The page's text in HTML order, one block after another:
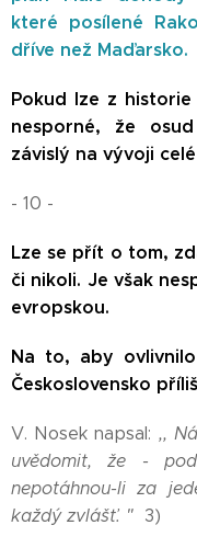
které posílené
dříve než Maďarsko.
Pokud lze z
nesporné, že
závislý na vývoji
- 10 -
Lze se přít o tom,
či nikoli. Je však
evropskou.
Na to, aby
Československo
V. Nosek napsal: ,,
uvědomit, že -
nepotáhnou-li za
každý zvlášť. " 3)